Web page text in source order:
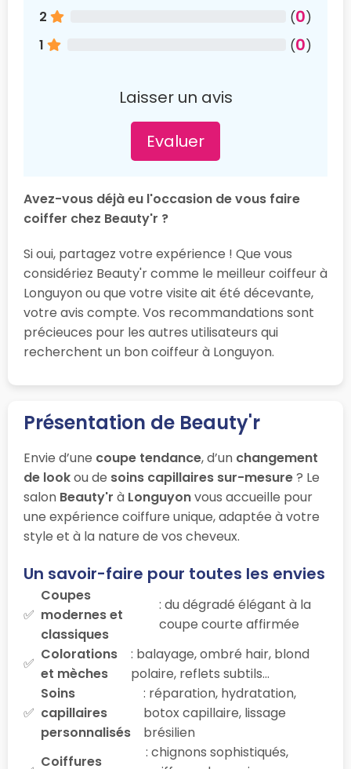
2
(0)
1
(0)
Laisser un avis
Evaluer
Avez-vous déjà eu l'occasion de vous faire
coiffer chez Beauty'r ?
Si oui, partagez votre expérience ! Que vous
considériez Beauty'r comme le meilleur coiffeur à
Longuyon ou que votre visite ait été décevante,
votre avis compte. Vos recommandations sont
précieuces pour les autres utilisateurs qui
recherchent un bon coiffeur à Longuyon.
Présentation de Beauty'r
Envie d’une coupe tendance, d’un changement
de lookou de soins capillaires sur-mesure? Le
salon Beauty'r à Longuyonvous accueille pour
une expérience coiffure unique, adaptée à votre
style et à la nature de vos cheveux.
Un savoir-faire pour toutes les envies
Coupes
modernes et
classiques
: du dégradé élégant à la
coupe courte affirmée
Colorations
et mèches
: balayage, ombré hair, blond
polaire, reflets subtils…
Soins
capillaires
personnalisés
: réparation, hydratation,
botox capillaire, lissage
brésilien
Coiffures
: chignons sophistiqués,